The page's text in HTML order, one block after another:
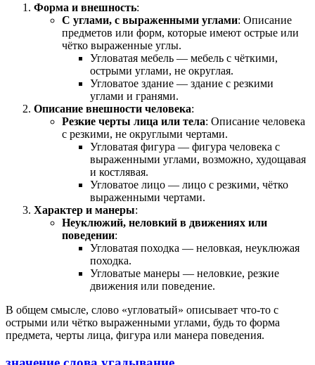
Форма и внешность:
С углами, с выраженными углами: Описание
предметов или форм, которые имеют острые или
чётко выраженные углы.
Угловатая мебель — мебель с чёткими,
острыми углами, не округлая.
Угловатое здание — здание с резкими
углами и гранями.
Описание внешности человека:
Резкие черты лица или тела: Описание человека
с резкими, не округлыми чертами.
Угловатая фигура — фигура человека с
выраженными углами, возможно, худощавая
и костлявая.
Угловатое лицо — лицо с резкими, чётко
выраженными чертами.
Характер и манеры:
Неуклюжий, неловкий в движениях или
поведении:
Угловатая походка — неловкая, неуклюжая
походка.
Угловатые манеры — неловкие, резкие
движения или поведение.
В общем смысле, слово «угловатый» описывает что-то с
острыми или чётко выраженными углами, будь то форма
предмета, черты лица, фигура или манера поведения.